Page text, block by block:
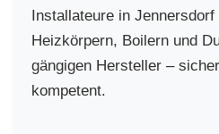
Installateure in
Heizkörpern, Boilern und
gängigen Hersteller –
kompetent.